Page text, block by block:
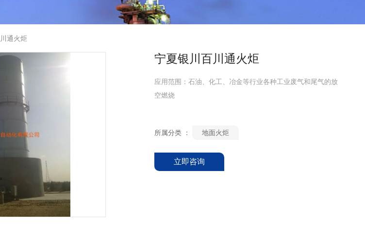
通火炬
宁夏银川百川通火炬
应用范围：石油、化工、冶金等行业各种工业废气和尾气的放
空燃烧
所属分类 ： 地面火炬
立即咨询